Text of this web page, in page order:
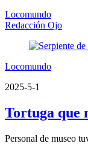
Locomundo
Redacción Ojo
Locomundo
2025-5-1
Tortuga que
Personal de museo